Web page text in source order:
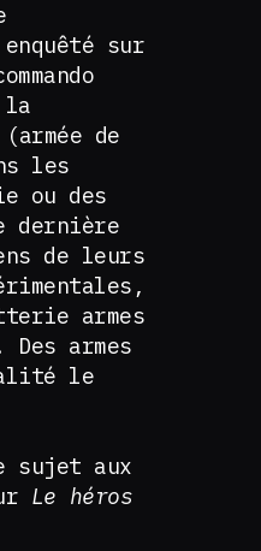
sur
la
de
les
ou des
dernière
de leurs
armes
armes
le
sujet aux
Le héros